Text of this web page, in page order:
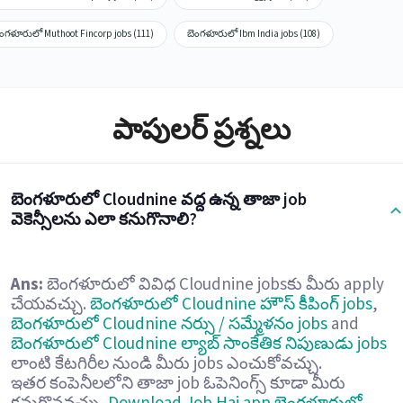
Muthoot Fincorp jobs (111) బెంగళూరులో Ibm India jobs (108)
పాపులర్ ప్రశ్నలు
బెంగళూరులో Cloudnine వద్ద ఉన్న తాజా job
వెకెన్సీలను ఎలా కనుగొనాలి?
Ans:బెంగళూరులో వివిధ Cloudnine jobsకు మీరు apply
చేయవచ్చు.బెంగళూరులో Cloudnine హౌస్ కీపింగ్ jobs,
బెంగళూరులో Cloudnine నర్సు / సమ్మేళనం jobsand
బెంగళూరులో Cloudnine ల్యాబ్ సాంకేతిక నిపుణుడు jobs
లాంటి కేటగిరీల నుండి మీరు jobs ఎంచుకోవచ్చు.
ఇతర కంపెనీలలోని తాజా job ఓపెనింగ్స్ కూడా మీరు